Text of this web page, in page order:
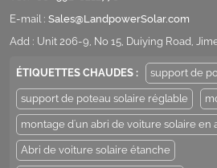
E-mail : Sales@LandpowerSolar.com
Add : Unit 206-9, No 15, Duiying Road,
ÉTIQUETTES CHAUDES : support de
support de poteau solaire réglable
montage d'un abri de voiture solaire en
Abri de voiture solaire étanche